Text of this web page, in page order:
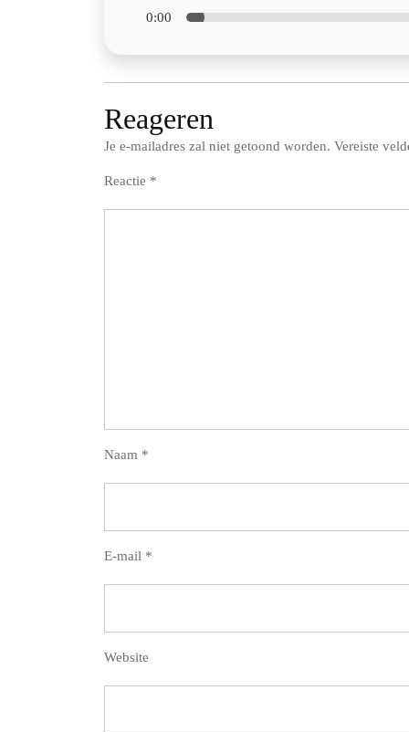
0:00
Reageren
Je e-mailadres zal niet getoond worden. Vereiste
Reactie *
Naam *
E-mail *
Website